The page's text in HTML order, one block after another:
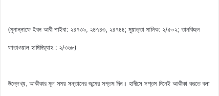
(মুনান্নাফে ইবন আবী শাইবা: ২৪৭৩৯, ২৪৭৪৩, ২৪৭৪৪; মুয়াত্তা মালিক: ২/৫০২; তানকিহুল
ফাতাওয়াল হামিদিয়্যাহ : ২/৩৬৮)
উল্লেখ্য, আকীকার মূল সময় সন্তানের জন্মের সপ্তম দিন। হাদীসে সপ্তম দিনেই আকীকা করতে বলা